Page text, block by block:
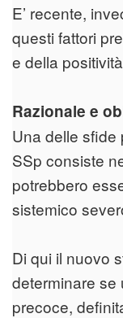
E’ recente,
questi fattori
e della
Razionale e
Una delle sfide
SSp consiste
potrebbero
sistemico
Di qui il nuovo
determinare se
precoce,